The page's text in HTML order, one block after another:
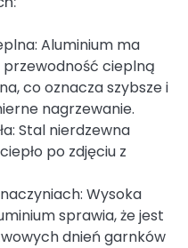
Aluminium ma
przewodność cieplną
co oznacza szybsze i
nagrzewanie.
Stal nierdzewna
po zdjęciu z
Wysoka
sprawia, że jest
dnień garnków